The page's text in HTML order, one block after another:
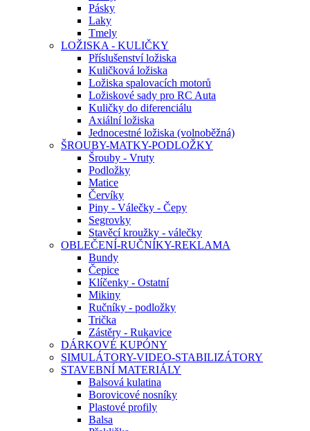
Pásky
Laky
Tmely
LOŽISKA - KULIČKY
Příslušenství ložiska
Kuličková ložiska
Ložiska spalovacích motorů
Ložiskové sady pro RC Auta
Kuličky do diferenciálu
Axiální ložiska
Jednocestné ložiska (volnoběžná)
ŠROUBY-MATKY-PODLOŽKY
Šrouby - Vruty
Podložky
Matice
Červíky
Piny - Válečky - Čepy
Segrovky
Stavěcí kroužky - válečky
OBLEČENÍ-RUČNÍKY-REKLAMA
Bundy
Čepice
Klíčenky - Ostatní
Mikiny
Ručníky - podložky
Trička
Zástěry - Rukavice
DÁRKOVÉ KUPÓNY
SIMULÁTORY-VIDEO-STABILIZÁTORY
STAVEBNÍ MATERIÁLY
Balsová kulatina
Borovicové nosníky
Plastové profily
Balsa